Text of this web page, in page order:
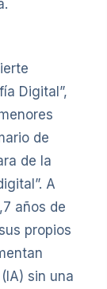
Digital”,
de
de la
A
años de
propios
sin una